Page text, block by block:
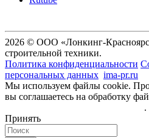
2026 © ООО «Лонкинг-
строительной техники.
Политика конфиденциальности
персональных данных ima-pr.ru
Мы используем файлы cookie.
вы соглашаетесь на обработку
.
Принять